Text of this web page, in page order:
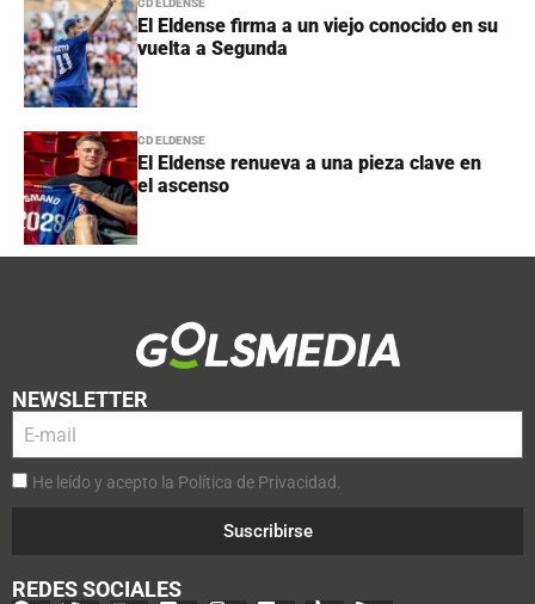
CD ELDENSE
El Eldense firma a un viejo conocido en su
vuelta a Segunda
CD ELDENSE
El Eldense renueva a una pieza clave en
el ascenso
NEWSLETTER
He leído y acepto la Política de Privacidad.
Suscribirse
REDES SOCIALES